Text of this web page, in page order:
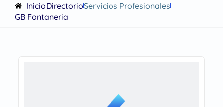
InicioDirectorioServicios Profesionales
GB Fontaneria